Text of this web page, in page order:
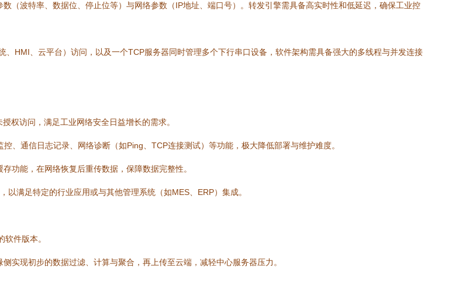
（波特率、数据位、停止位等）与网络参数（IP地址、端口号）。转发引擎需具备高实时性和低延迟，确保工业控
、HMI、云平台）访问，以及一个TCP服务器同时管理多个下行串口设备，软件架构需具备强大的多线程与并发连接
权访问，满足工业网络安全日益增长的需求。
、通信日志记录、网络诊断（如Ping、TCP连接测试）等功能，极大降低部署与维护难度。
功能，在网络恢复后重传数据，保障数据完整性。
以满足特定的行业应用或与其他管理系统（如MES、ERP）集成。
件版本。
实现初步的数据过滤、计算与聚合，再上传至云端，减轻中心服务器压力。